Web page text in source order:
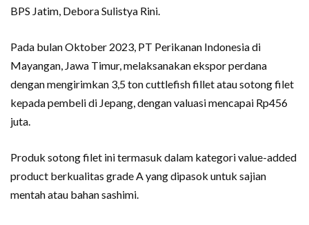
BPS Jatim, Debora Sulistya Rini.
Pada bulan Oktober 2023, PT Perikanan Indonesia di
Mayangan, Jawa Timur, melaksanakan ekspor perdana
dengan mengirimkan 3,5 ton cuttlefish fillet atau sotong filet
kepada pembeli di Jepang, dengan valuasi mencapai Rp456
juta.
Produk sotong filet ini termasuk dalam kategori value-added
product berkualitas grade A yang dipasok untuk sajian
mentah atau bahan sashimi.